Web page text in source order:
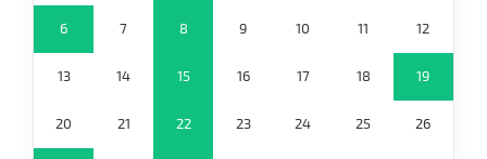
6 7 8 9 10 11 12
13 14 15 16 17 18 19
20 21 22 23 24 25 26